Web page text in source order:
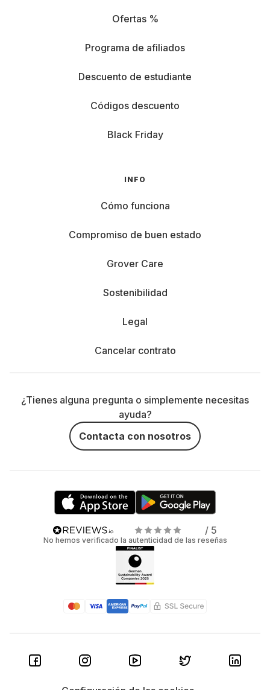
Ofertas %
Programa de afiliados
Descuento de estudiante
Códigos descuento
Black Friday
INFO
Cómo funciona
Compromiso de buen estado
Grover Care
Sostenibilidad
Legal
Cancelar contrato
¿Tienes alguna pregunta o simplemente necesitas
ayuda?
Contacta con nosotros
/ 5
No hemos verificado la autenticidad de las reseñas